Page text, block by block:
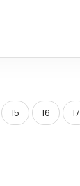
15 16 17